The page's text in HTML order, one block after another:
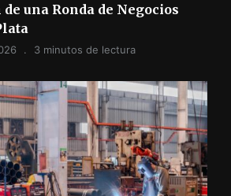
una Ronda de Negocios
3 minutos de lectura